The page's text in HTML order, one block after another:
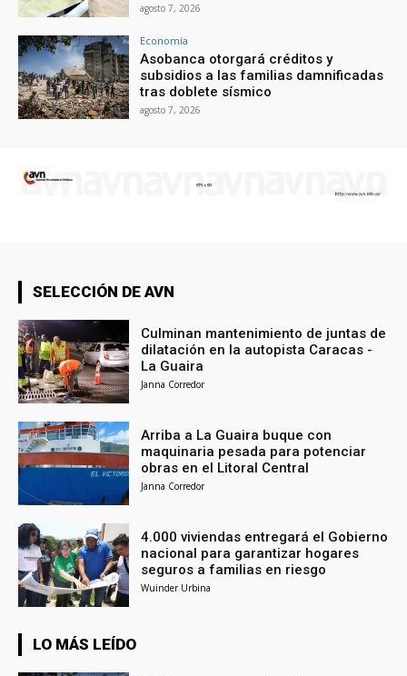
agosto 7, 2026
Economía
Asobanca otorgará créditos y
subsidios a las familias damnificadas
tras doblete sísmico
agosto 7, 2026
SELECCIÓN DE AVN
Culminan mantenimiento de juntas de
dilatación en la autopista Caracas -
La Guaira
Janna Corredor
Arriba a La Guaira buque con
maquinaria pesada para potenciar
obras en el Litoral Central
Janna Corredor
4.000 viviendas entregará el Gobierno
nacional para garantizar hogares
seguros a familias en riesgo
Wuinder Urbina
LO MÁS LEÍDO